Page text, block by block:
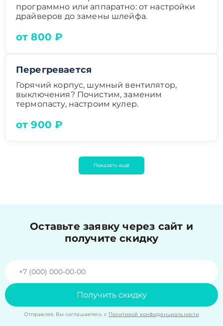
программно или аппаратно: от настройки
драйверов до замены шлейфа.
от 800 ₽
Перегревается
Горячий корпус, шумный вентилятор,
выключения? Почистим, заменим
термопасту, настроим кулер.
от 900 ₽
Показать ещё
Оставьте заявку через сайт и
получите скидку
Получить скидку
Отправляя, Вы соглашаетесь с Политикой конфиденциальности